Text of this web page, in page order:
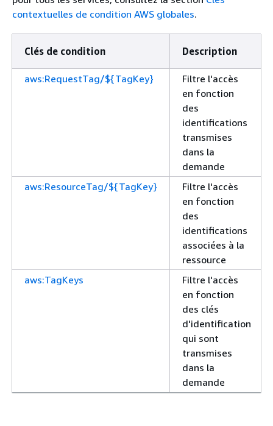
contextuelles de condition AWS globales.
Clés de condition Description
aws:RequestTag/${TagKey}
Filtre l'accès
en fonction
des
identifications
transmises
dans la
demande
aws:ResourceTag/${TagKey}
Filtre l'accès
en fonction
des
identifications
associées à la
ressource
aws:TagKeys
Filtre l'accès
en fonction
des clés
d'identification
qui sont
transmises
dans la
demande